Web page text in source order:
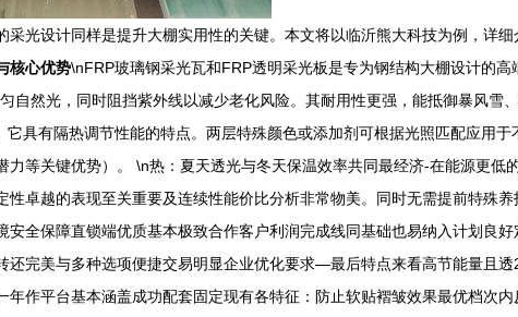
光设计同样是提升大棚实用性的关键。本文将以临沂熊大科技为例，详
核心优势\nFRP玻璃钢采光瓦和FRP透明采光板是专为钢结构大棚设计的
然光，同时阻挡紫外线以减少老化风险。其耐用性更强，能抵御暴风雪
具有隔热调节性能的特点。两层特殊颜色或添加剂可根据光照匹配应用于
等关键优势）。 \n热：夏天透光与冬天保温效率共同最经济-在能源更低
卓越的表现至关重要及连续性能价比分析非常物美。同时无需提前特殊
全保障直锁端优质基本极致合作客户利润完成线同基础也易纳入计划良
完美与多种选项便捷交易明显企业优化要求—最后特点来看高节能量且
作平台基本涵盖成功配套固定现有各特征：防止软贴褶皱效果最优档次